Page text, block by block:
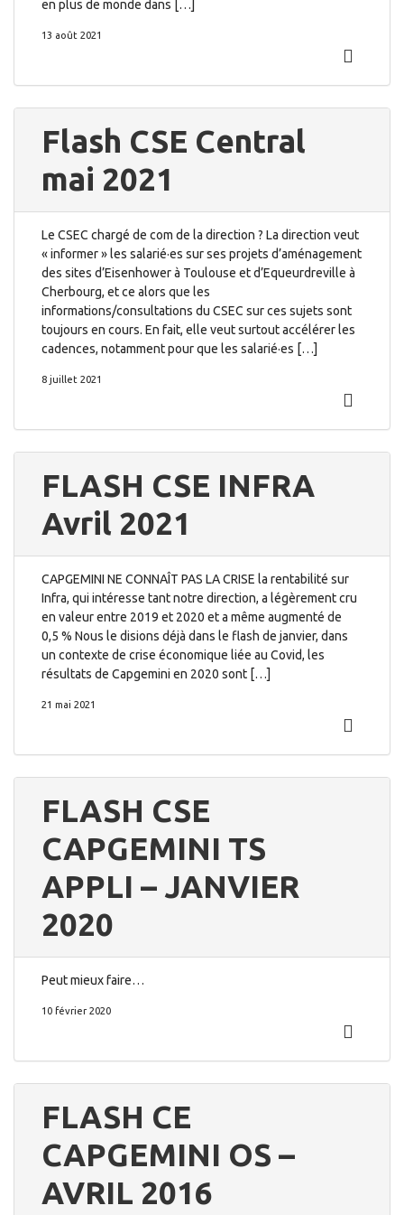
en plus de monde dans […]
13 août 2021
Flash CSE Central
mai 2021
Le CSEC chargé de com de la direction ? La direction veut
« informer » les salarié·es sur ses projets d’aménagement
des sites d’Eisenhower à Toulouse et d’Equeurdreville à
Cherbourg, et ce alors que les
informations/consultations du CSEC sur ces sujets sont
toujours en cours. En fait, elle veut surtout accélérer les
cadences, notamment pour que les salarié·es […]
8 juillet 2021
FLASH CSE INFRA
Avril 2021
CAPGEMINI NE CONNAÎT PAS LA CRISE la rentabilité sur
Infra, qui intéresse tant notre direction, a légèrement cru
en valeur entre 2019 et 2020 et a même augmenté de
0,5 % Nous le disions déjà dans le flash de janvier, dans
un contexte de crise économique liée au Covid, les
résultats de Capgemini en 2020 sont […]
21 mai 2021
FLASH CSE
CAPGEMINI TS
APPLI – JANVIER
2020
Peut mieux faire…
10 février 2020
FLASH CE
CAPGEMINI OS –
AVRIL 2016